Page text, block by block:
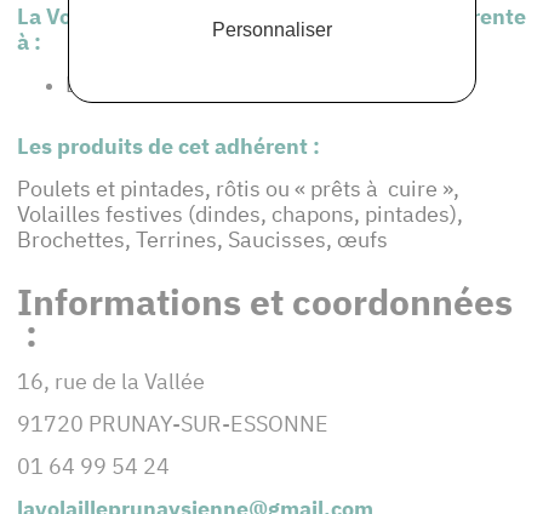
La Volaille Prunaysienne est également adhérente
à :
Bienvenue à la ferme
Les produits de cet adhérent :
Poulets et pintades, rôtis ou « prêts à cuire »,
Volailles festives (dindes, chapons, pintades),
Brochettes, Terrines, Saucisses, œufs
Informations et coordonnées
:
16, rue de la Vallée
91720 PRUNAY-SUR-ESSONNE
01 64 99 54 24
Personnaliser